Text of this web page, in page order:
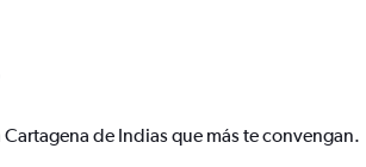
de Indias que más te convengan.